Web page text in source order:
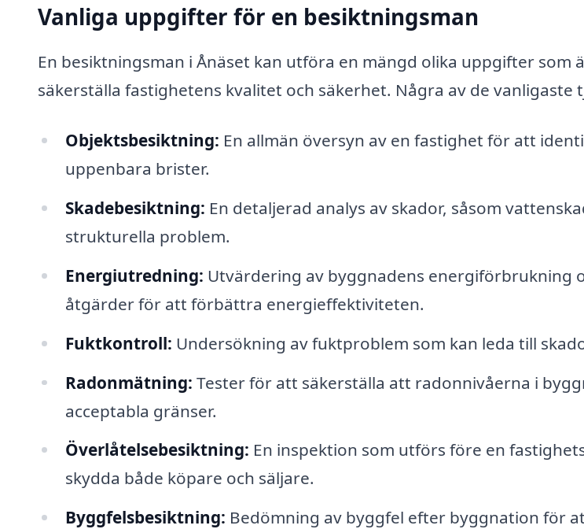
Vanliga uppgifter för en besiktningsman
En besiktningsman i Ånäset kan utföra en mängd olika uppgifter som
säkerställa fastighetens kvalitet och säkerhet. Några av de vanligaste
Objektsbesiktning: En allmän översyn av en fastighet för att
uppenbara brister.
Skadebesiktning: En detaljerad analys av skador, såsom
strukturella problem.
Energiutredning: Utvärdering av byggnadens energiförbrukning
åtgärder för att förbättra energieffektiviteten.
Fuktkontroll: Undersökning av fuktproblem som kan leda till
Radonmätning: Tester för att säkerställa att radonnivåerna i
acceptabla gränser.
Överlåtelsebesiktning: En inspektion som utförs före en
skydda både köpare och säljare.
Byggfelsbesiktning: Bedömning av byggfel efter byggnation för